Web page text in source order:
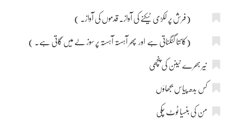
(فرش پر لکڑی ٹیکنے کی آواز۔ قدموں کی آواز۔ )
(کانتا گنگناتی ہے اور پھر آہستہ آہستہ پر سوز لے میں گاتی ہے۔ )
نیر بھرے نینن کی پنچھی
کس بدھ پیاس بجھاؤں
من کی بنسیا ٹوٹ چکی